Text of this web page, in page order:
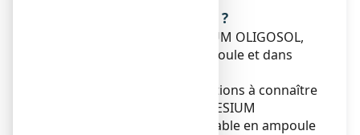
Que contient cette notice ?
1. Qu'est-ce que MAGNESIUM OLIGOSOL,
solution buvable en ampoule et dans
2. Quelles sont les informations à connaître
avant de prendre MAGNESIUM
OLIGOSOL, solution buvable en ampoule